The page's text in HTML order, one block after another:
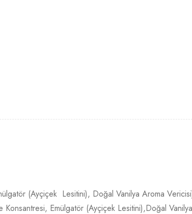
(Ayçiçek Lesitini), Doğal Vanilya Aroma
Emülgatör (Ayçiçek Lesitini),Doğal